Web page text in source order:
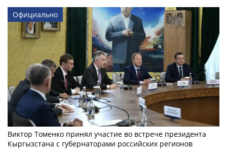
Официально
Виктор Томенко принял участие во встрече президента
Кыргызстана с губернаторами российских регионов